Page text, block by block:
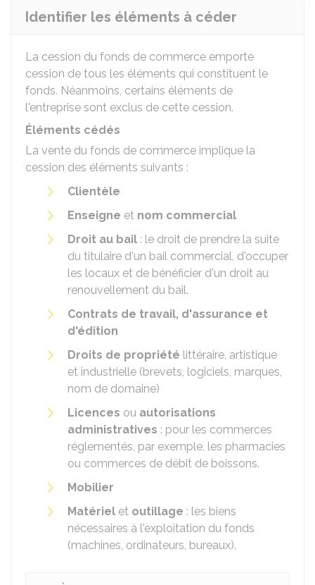
Identifier les éléments à céder
La cession du fonds de commerce emporte
cession de tous les éléments qui constituent le
fonds. Néanmoins, certains éléments de
l'entreprise sont exclus de cette cession.
Éléments cédés
La vente du fonds de commerce implique la
cession des éléments suivants :
Clientèle
Enseigne et nom commercial
Droit au bail : le droit de prendre la suite
du titulaire d'un bail commercial, d'occuper
les locaux et de bénéficier d'un droit au
renouvellement du bail.
Contrats de travail, d'assurance et
d'édition
Droits de propriété littéraire, artistique
et industrielle (brevets, logiciels, marques,
nom de domaine)
Licences ou autorisations
administratives : pour les commerces
réglementés, par exemple, les pharmacies
ou commerces de débit de boissons.
Mobilier
Matériel et outillage : les biens
nécessaires à l'exploitation du fonds
(machines, ordinateurs, bureaux).